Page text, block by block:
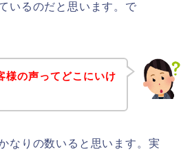
いるのだと思います。で
様の声ってどこにいけ
なりの数いると思います。実